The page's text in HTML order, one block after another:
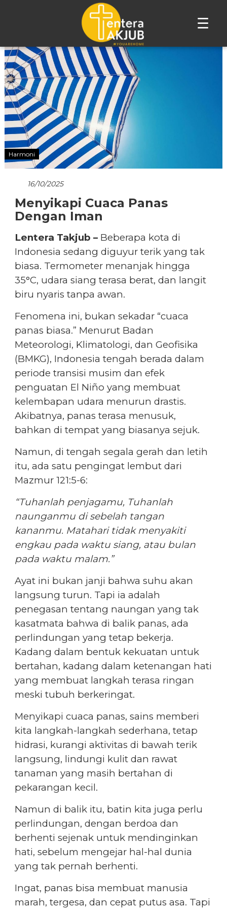
☰
Lompat
ke
konten
Harmoni
16/10/2025
Menyikapi Cuaca Panas
Dengan Iman
Lentera Takjub – Beberapa kota di
Indonesia sedang diguyur terik yang tak
biasa. Termometer menanjak hingga
35°C, udara siang terasa berat, dan langit
biru nyaris tanpa awan.
Fenomena ini, bukan sekadar “cuaca
panas biasa.” Menurut Badan
Meteorologi, Klimatologi, dan Geofisika
(BMKG), Indonesia tengah berada dalam
periode transisi musim dan efek
penguatan El Niño yang membuat
kelembapan udara menurun drastis.
Akibatnya, panas terasa menusuk,
bahkan di tempat yang biasanya sejuk.
Namun, di tengah segala gerah dan letih
itu, ada satu pengingat lembut dari
Mazmur 121:5-6:
“Tuhanlah penjagamu, Tuhanlah
naunganmu di sebelah tangan
kananmu. Matahari tidak menyakiti
engkau pada waktu siang, atau bulan
pada waktu malam.”
Ayat ini bukan janji bahwa suhu akan
langsung turun. Tapi ia adalah
penegasan tentang naungan yang tak
kasatmata bahwa di balik panas, ada
perlindungan yang tetap bekerja.
Kadang dalam bentuk kekuatan untuk
bertahan, kadang dalam ketenangan hati
yang membuat langkah terasa ringan
meski tubuh berkeringat.
Menyikapi cuaca panas, sains memberi
kita langkah-langkah sederhana, tetap
hidrasi, kurangi aktivitas di bawah terik
langsung, lindungi kulit dan rawat
tanaman yang masih bertahan di
pekarangan kecil.
Namun di balik itu, batin kita juga perlu
perlindungan, dengan berdoa dan
berhenti sejenak untuk mendinginkan
hati, sebelum mengejar hal-hal dunia
yang tak pernah berhenti.
Ingat, panas bisa membuat manusia
marah, tergesa, dan cepat putus asa. Tapi